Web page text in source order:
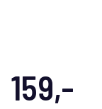
159,-